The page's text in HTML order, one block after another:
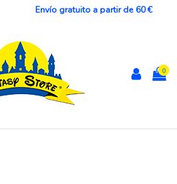
Envío gratuito a partir de 60 €
0